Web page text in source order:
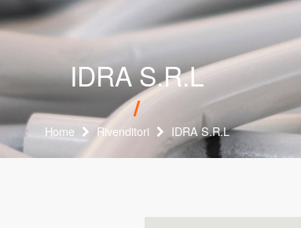
IDRA S.R.L
Home Rivenditori IDRA S.R.L